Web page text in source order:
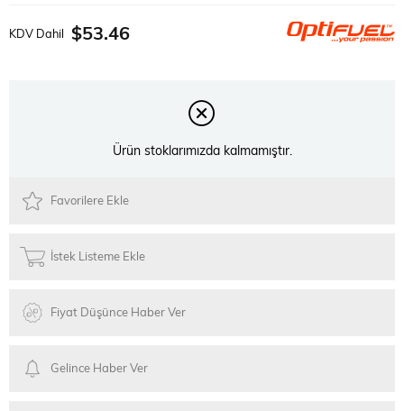
KDV Dahil $53.46
Ürün stoklarımızda kalmamıştır.
Favorilere Ekle
İstek Listeme Ekle
Fiyat Düşünce Haber Ver
Gelince Haber Ver